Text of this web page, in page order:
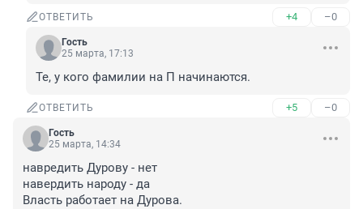
ОТВЕТИТЬ +4 –0
Гость
25 марта, 17:13
Те, у кого фамилии на П начинаются.
ОТВЕТИТЬ +5 –0
Гость
25 марта, 14:34
навредить Дурову - нет
навердить народу - да
Власть работает на Дурова.